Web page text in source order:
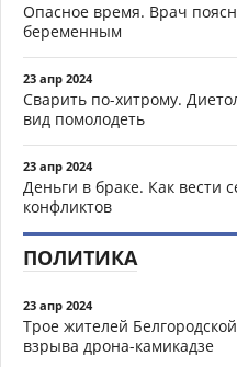
Опасное время. Врач
беременным
23 апр 2024
Сварить по-хитрому.
вид помолодеть
23 апр 2024
Деньги в браке. Как вести
конфликтов
ПОЛИТИКА
23 апр 2024
Трое жителей
взрыва дрона-камикадзе